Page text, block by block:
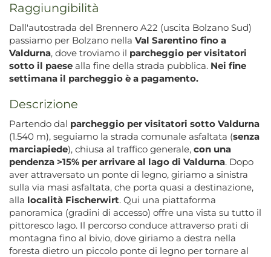
Raggiungibilità
Dall'autostrada del Brennero A22 (uscita Bolzano Sud)
passiamo per Bolzano nella Val Sarentino fino a
Valdurna, dove troviamo il parcheggio per visitatori
sotto il paese alla fine della strada pubblica. Nei fine
settimana il parcheggio è a pagamento.
Descrizione
Partendo dal parcheggio per visitatori sotto Valdurna
(1.540 m), seguiamo la strada comunale asfaltata (senza
marciapiede), chiusa al traffico generale, con una
pendenza >15% per arrivare al lago di Valdurna. Dopo
aver attraversato un ponte di legno, giriamo a sinistra
sulla via masi asfaltata, che porta quasi a destinazione,
alla località Fischerwirt. Qui una piattaforma
panoramica (gradini di accesso) offre una vista su tutto il
pittoresco lago. Il percorso conduce attraverso prati di
montagna fino al bivio, dove giriamo a destra nella
foresta dietro un piccolo ponte di legno per tornare al